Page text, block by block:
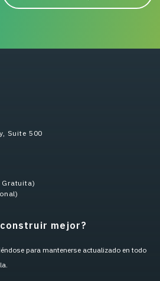
Suite 500
Gratuita)
mejor?
para mantenerse actualizado en todo